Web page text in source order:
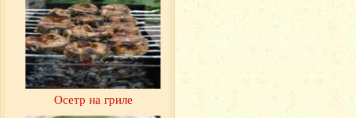
Осетр на гриле